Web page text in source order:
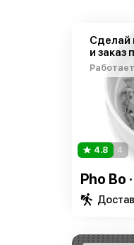
Сделай
и заказ
4.8 4
Pho Bo